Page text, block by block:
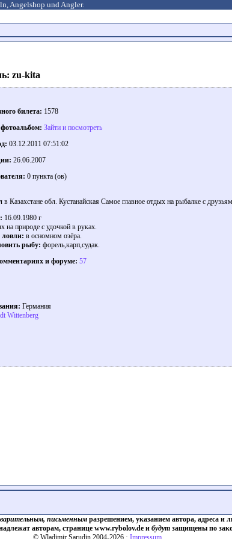
Angelshop und Angler.
zu-kita
билета: 1578
Зайти и посмотреть
03.12.2011 07:51:02
26.06.2007
0 пунктa (ов)
Казахстaне обл. Кустанайская Самое главное отдых на рыбалке с
16.09.1980 г
на природе с удочкой в руках.
ловли: в осномном озёра.
рыбу: форель,карп,судак.
и форуме: 57
Германия
Wittenberg
письменнымразрешением, указанием автора, адреса и
авторам, странице www.rybolov.de и будут защищены по
© Wladimir Sarudin 2004-2026 · Impressum